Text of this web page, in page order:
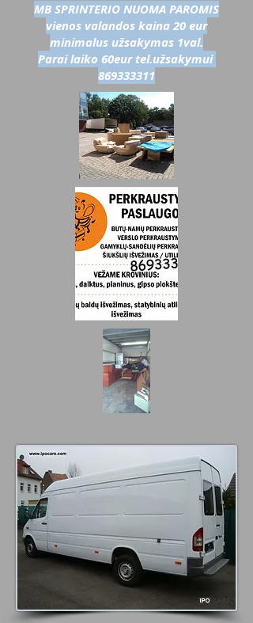
MB SPRINTERIO NUOMA PAROMIS
vienos valandos kaina 20 eur
minimalus užsakymas 1val.
Parai laiko 60eur tel.užsakymui
869333311